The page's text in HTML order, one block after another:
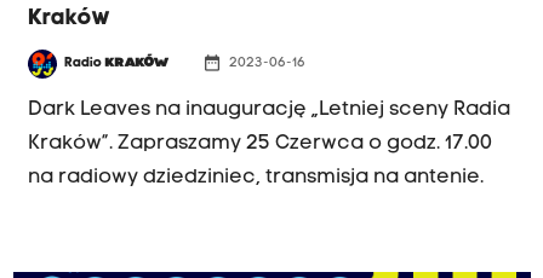
Kraków
Radio KRAKÓW date_range 2023-06-16
Dark Leaves na inaugurację „Letniej sceny Radia
Kraków”. Zapraszamy 25 Czerwca o godz. 17.00
na radiowy dziedziniec, transmisja na antenie.